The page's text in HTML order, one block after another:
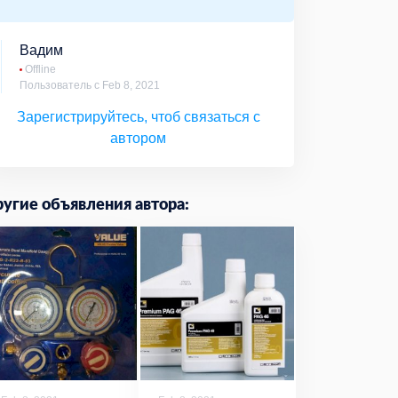
Вадим
Offline
Пользователь с Feb 8, 2021
Зарегистрируйтесь, чтоб связаться с
автором
объявления автора: